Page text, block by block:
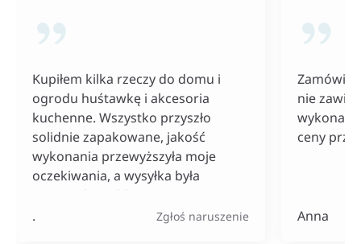
Kupiłem kilka rzeczy do domu i
ogrodu huśtawkę i akcesoria
kuchenne. Wszystko przyszło
solidnie zapakowane, jakość
wykonania przewyższyła moje
oczekiwania, a wysyłka była
naprawdę szybka. Do tego ceny
bardzo konkurencyjne, szczególnie
. Zgłoś naruszenie
nie
ceny
Anna